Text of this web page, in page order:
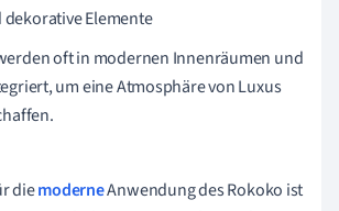
Elemente
oft in modernen Innenräumen und
um eine Atmosphäre von Luxus
diemoderneAnwendung des Rokoko ist